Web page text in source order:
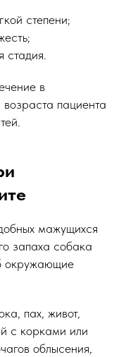
степени;
в
возраста пациента
мажущихся
запаха собака
окружающие
пах, живот,
с корками или
облысения,